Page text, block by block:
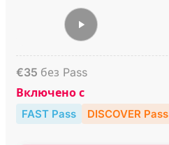
€35 без Pass
Включено с
FAST Pass DISCOVER Pass